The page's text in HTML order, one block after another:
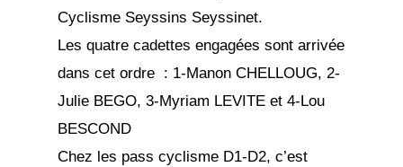
Cyclisme Seyssins Seyssinet.
Les quatre cadettes engagées sont arrivée
dans cet ordre : 1-Manon CHELLOUG, 2-
Julie BEGO, 3-Myriam LEVITE et 4-Lou
BESCOND
Chez les pass cyclisme D1-D2, c’est